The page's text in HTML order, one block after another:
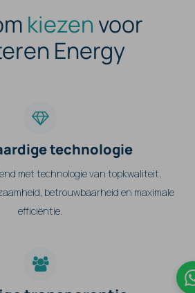
kiezenvoor
Energy
technologie
met technologie van topkwaliteit,
betrouwbaarheid en maximale
efficiëntie.